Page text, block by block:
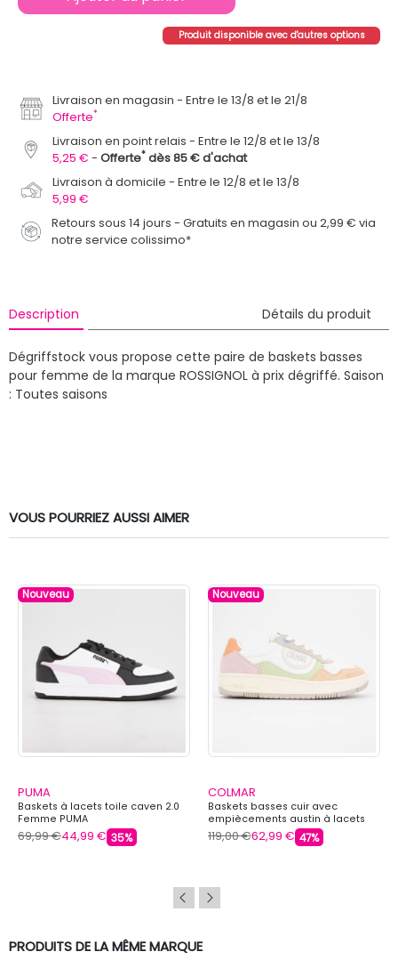
Produit disponible avec d'autres options
Livraison en magasin
Entre le 13/8 et le 21/8
Offerte*
Livraison en point relais
Entre le 12/8 et le 13/8
5,25 €
Offerte* dès 85 € d'achat
Livraison à domicile
Entre le 12/8 et le 13/8
5,99 €
Retours sous 14 jours - Gratuits en magasin ou 2,99 € via
notre service colissimo*
Description Détails du produit
Dégriffstock vous propose cette paire de baskets basses
pour femme de la marque ROSSIGNOL à prix dégriffé. Saison
: Toutes saisons
VOUS POURRIEZ AUSSI AIMER
Nouveau
PUMA
Baskets à lacets toile caven 2.0
Femme PUMA
69,99 €44,99 € 35%
Nouveau
COLMAR
Baskets basses cuir avec
empiècements austin à lacets
Femme COLMAR
119,00 €62,99 € 47%
PRODUITS DE LA MÊME MARQUE